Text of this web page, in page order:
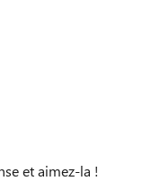
et aimez-la !